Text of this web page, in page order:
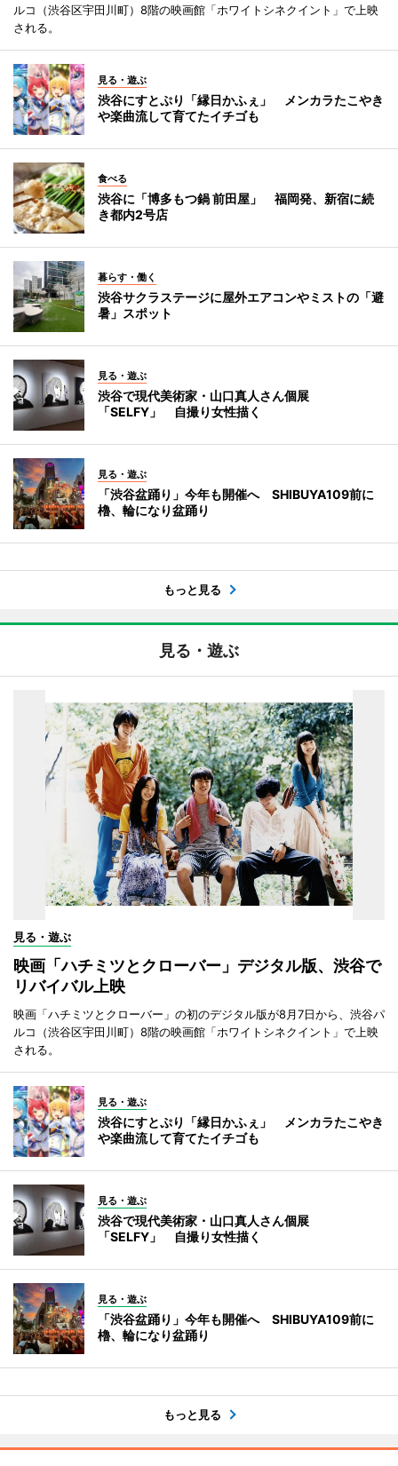
ルコ（渋谷区宇田川町）8階の映画館「ホワイトシネクイント」で上映
される。
見る・遊ぶ
渋谷にすとぷり「縁日かふぇ」 メンカラたこやき
や楽曲流して育てたイチゴも
食べる
渋谷に「博多もつ鍋 前田屋」 福岡発、新宿に続
き都内2号店
暮らす・働く
渋谷サクラステージに屋外エアコンやミストの「避
暑」スポット
見る・遊ぶ
渋谷で現代美術家・山口真人さん個展
「SELFY」 自撮り女性描く
見る・遊ぶ
「渋谷盆踊り」今年も開催へ SHIBUYA109前に
櫓、輪になり盆踊り
もっと見る
見る・遊ぶ
見る・遊ぶ
映画「ハチミツとクローバー」デジタル版、渋谷で
リバイバル上映
映画「ハチミツとクローバー」の初のデジタル版が8月7日から、渋谷パ
ルコ（渋谷区宇田川町）8階の映画館「ホワイトシネクイント」で上映
される。
見る・遊ぶ
渋谷にすとぷり「縁日かふぇ」 メンカラたこやき
や楽曲流して育てたイチゴも
見る・遊ぶ
渋谷で現代美術家・山口真人さん個展
「SELFY」 自撮り女性描く
見る・遊ぶ
「渋谷盆踊り」今年も開催へ SHIBUYA109前に
櫓、輪になり盆踊り
もっと見る